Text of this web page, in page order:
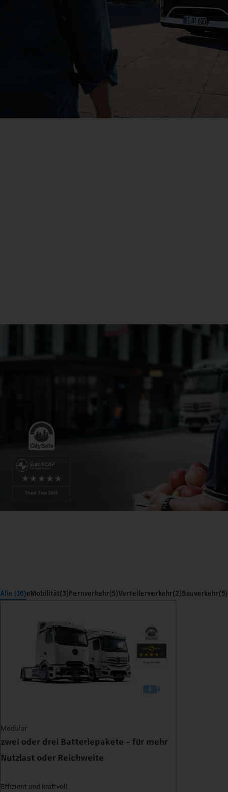
Alle (16)eMobilität(3)Fernverkehr(5)Verteilerverkehr(2)Bauverkehr(5)
Modular
zwei oder drei Batteriepakete – für mehr
Nutzlast oder Reichweite
Effizient und kraftvoll